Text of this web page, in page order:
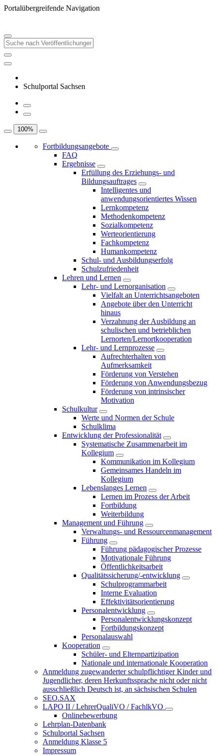
Portalübergreifende Navigation
Schulportal Sachsen
100%
Fortbildungsangebote
FAQ
Ergebnisse
Erfüllung des Erziehungs- und
Bildungsauftrages
Intelligentes und
anwendungsorientiertes Wissen
Lernkompetenz
Methodenkompetenz
Sozialkompetenz
Werteorientierung
Fachkompetenz
Humankompetenz
Schul- und Ausbildungserfolg
Schulzufriedenheit
Lehren und Lernen
Lehr- und Lernorganisation
Vielfalt an Unterrichtsangeboten
Angebote über den Unterricht
hinaus
Verzahnung der Ausbildung an
schulischen und betrieblichen
Lernorten/Lernortkooperation
Lehr- und Lernprozesse
Aufrechterhalten von
Aufmerksamkeit
Förderung von Verstehen
Förderung von Anwendungsbezug
Förderung von intrinsischer
Motivation
Schulkultur
Werte und Normen der Schule
Schulklima
Entwicklung der Professionalität
Systematische Zusammenarbeit im
Kollegium
Kommunikation im Kollegium
Gemeinsames Handeln im
Kollegium
Lebenslanges Lernen
Lernen im Prozess der Arbeit
Fortbildung
Weiterbildung
Management und Führung
Verwaltungs- und Ressourcenmanagement
Führung
Führung pädagogischer Prozesse
Motivationale Führung
Öffentlichkeitsarbeit
Qualitätssicherung/-entwicklung
Schulprogrammarbeit
Interne Evaluation
Effektivitätsorientierung
Personalentwicklung
Personalentwicklungskonzept
Fortbildungskonzept
Personalauswahl
Kooperation
Schüler- und Elternpartizipation
Nationale und internationale Kooperation
Anmeldung zugewanderter schulpflichtiger Kinder und
Jugendlicher, deren Herkunftssprache nicht oder nicht
ausschließlich Deutsch ist, an sächsischen Schulen
SEO.SAX
LAPO II / LehrerQualiVO / FachlkVO
Onlinebewerbung
Lehrplan-Datenbank
Schulportal Sachsen
Anmeldung Klasse 5
Impressum